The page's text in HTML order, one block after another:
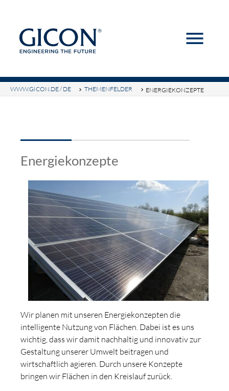
menu
Suchbegriffe
SUCHEN
WWW.GICON.DE / DE
THEMENFELDER ENERGIEKONZEPTE
Energiekonzepte
Wir planen mit unseren Energiekonzepten die
intelligente Nutzung von Flächen. Dabei ist es uns
wichtig, dass wir damit nachhaltig und innovativ zur
Gestaltung unserer Umwelt beitragen und
wirtschaftlich agieren. Durch unsere Konzepte
bringen wir Flächen in den Kreislauf zurück.